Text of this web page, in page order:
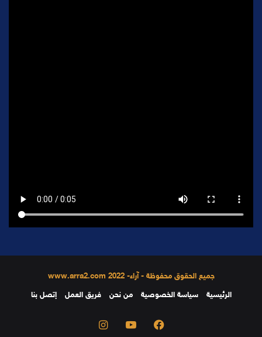
جميع الحقوق محفوظة - آراء- 2022 www.arra2.com
الرئيسية
سياسة الخصوصية من نحن فريق العمل إتصل بنا
فيسبوك يوتيوب